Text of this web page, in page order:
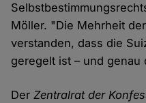
Möller. "Die Mehrheit
verstanden, dass die
geregelt ist – und
DerZentralrat der